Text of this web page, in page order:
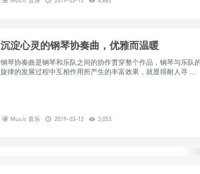
沉淀心灵的钢琴协奏曲，优雅而温暖
钢琴协奏曲是钢琴和乐队之间的协作贯穿整个作品，钢琴与乐队
旋律的发展过程中互相作用所产生的丰富效果，就显得耐人寻 ...
Music 音乐 2019-03-12 3,053